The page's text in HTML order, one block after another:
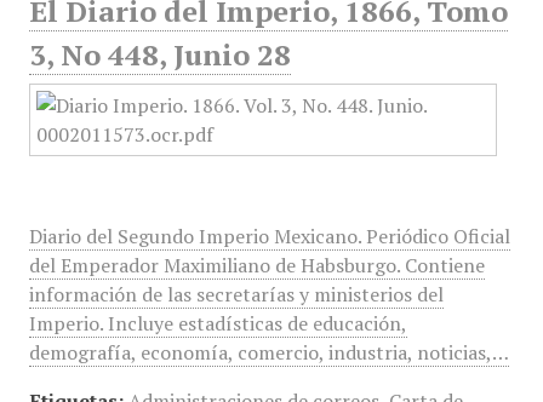
El Diario del Imperio, 1866, Tomo
3, No 448, Junio 28
Diario del Segundo Imperio Mexicano. Periódico Oficial
del Emperador Maximiliano de Habsburgo. Contiene
información de las secretarías y ministerios del
Imperio. Incluye estadísticas de educación,
demografía, economía, comercio, industria, noticias,…